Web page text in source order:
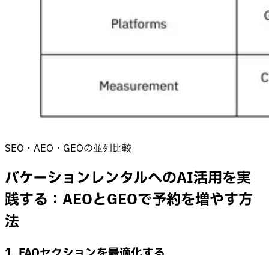
SEO・AEO・GEOの並列比較
バケーションレンタルへのAI活用を実
践する：AEOとGEOで予約を増やす方
法